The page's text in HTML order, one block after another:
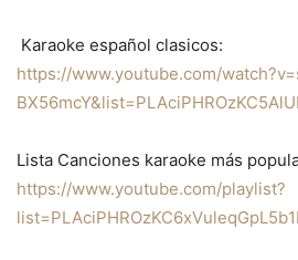
Karaoke español clasicos:
https://www.youtube.com/
Lista Canciones karaoke más
https://www.youtube.com/playlist?